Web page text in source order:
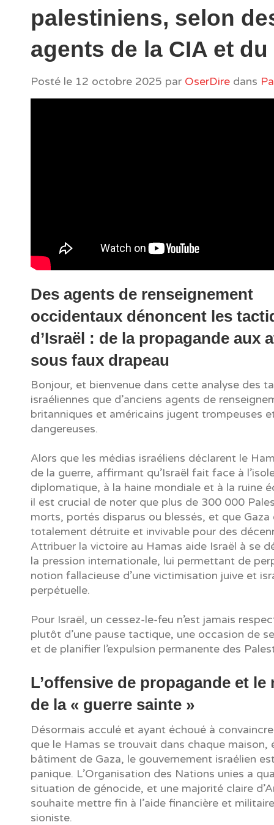
palestiniens, selon
agents de la CIA et du
Posté le 12 octobre 2025 par OserDire dans
Des agents de renseignement
occidentaux dénoncent les
d’Israël : de la propagande aux
sous faux drapeau
Bonjour, et bienvenue dans cette analyse des
israéliennes que d’anciens agents de
britanniques et américains jugent trompeuses
dangereuses.
Alors que les médias israéliens déclarent le
de la guerre, affirmant qu’Israël fait face à
diplomatique, à la haine mondiale et à la ruine
il est crucial de noter que plus de 300 000
morts, portés disparus ou blessés, et que Gaza
totalement détruite et invivable pour des
Attribuer la victoire au Hamas aide Israël à se
la pression internationale, lui permettant de
notion fallacieuse d’une victimisation juive et
perpétuelle.
Pour Israël, un cessez-le-feu n’est jamais
plutôt d’une pause tactique, une occasion de
et de planifier l’expulsion permanente des
L’offensive de propagande et le
de la « guerre sainte »
Désormais acculé et ayant échoué à
que le Hamas se trouvait dans chaque maison,
bâtiment de Gaza, le gouvernement israélien
panique. L’Organisation des Nations unies a
situation de génocide, et une majorité claire
souhaite mettre fin à l’aide financière et
sioniste.